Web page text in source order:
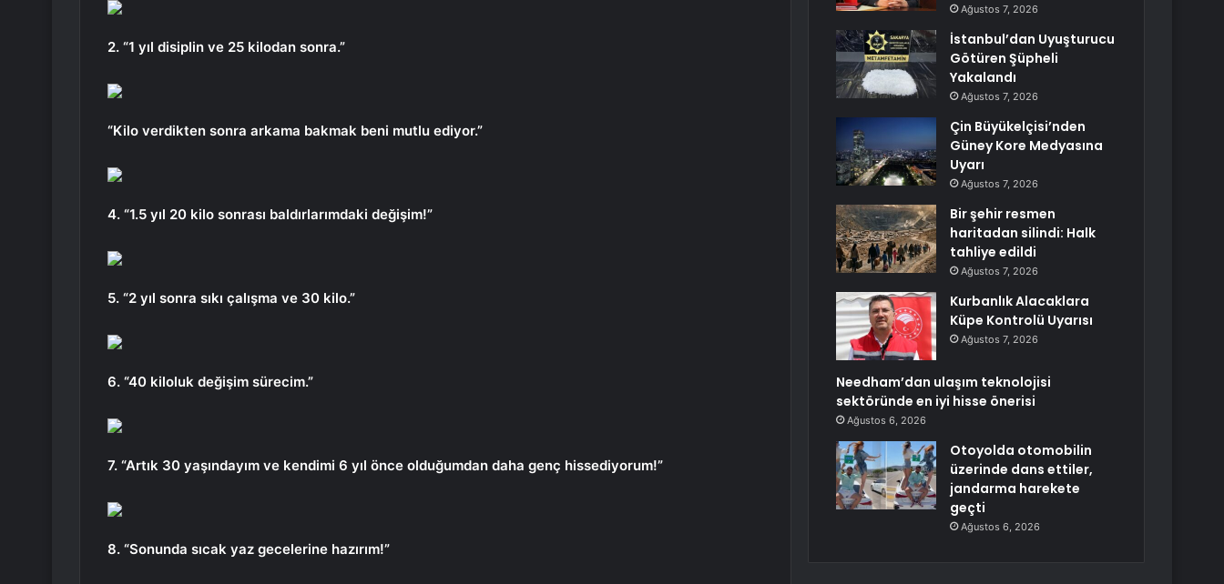
2. “1 yıl disiplin ve 25 kilodan sonra.”
“Kilo verdikten sonra arkama bakmak beni mutlu ediyor.”
4. “1.5 yıl 20 kilo sonrası baldırlarımdaki değişim!”
5. “2 yıl sonra sıkı çalışma ve 30 kilo.”
6. “40 kiloluk değişim sürecim.”
7. “Artık 30 yaşındayım ve kendimi 6 yıl önce olduğumdan daha genç hissediyorum!”
8. “Sonunda sıcak yaz gecelerine hazırım!”
Ağustos 7, 2026
İstanbul’dan Uyuşturucu
Götüren Şüpheli
Yakalandı
Ağustos 7, 2026
Çin Büyükelçisi’nden
Güney Kore Medyasına
Uyarı
Ağustos 7, 2026
Bir şehir resmen
haritadan silindi: Halk
tahliye edildi
Ağustos 7, 2026
Kurbanlık Alacaklara
Küpe Kontrolü Uyarısı
Ağustos 7, 2026
Needham’dan ulaşım teknolojisi
sektöründe en iyi hisse önerisi
Ağustos 6, 2026
Otoyolda otomobilin
üzerinde dans ettiler,
jandarma harekete
geçti
Ağustos 6, 2026